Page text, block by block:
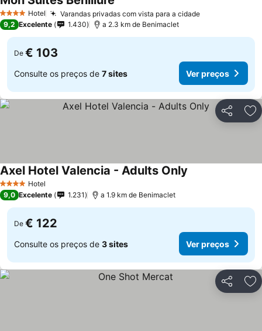
4 EstrelasHotel Varandas privadas com vista para a cidade
9,2 Excelente 1.430 a 2.3 km de Benimaclet
De € 103
Consulte os preços de 7 sites Ver preços
Partilhar
4 EstrelasHotel
Axel Hotel Valencia - Adults Only
9,0 Excelente 1.231 a 1.9 km de Benimaclet
De € 122
Consulte os preços de 3 sites Ver preços
Partilhar